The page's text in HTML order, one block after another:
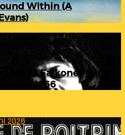
Within (A
At Falkoner Centre
1966
Live At Falkoner Centre
1966
2026